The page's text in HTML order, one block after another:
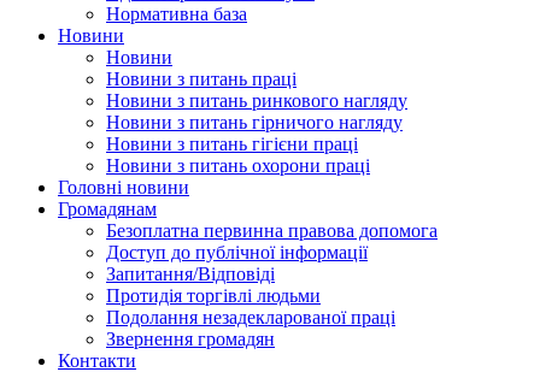
Нормативна база
Новини
Новини
Новини з питань праці
Новини з питань ринкового нагляду
Новини з питань гірничого нагляду
Новини з питань гігієни праці
Новини з питань охорони праці
Головні новини
Громадянам
Безоплатна первинна правова допомога
Доступ до публічної інформації
Запитання/Відповіді
Протидія торгівлі людьми
Подолання незадекларованої праці
Звернення громадян
Контакти